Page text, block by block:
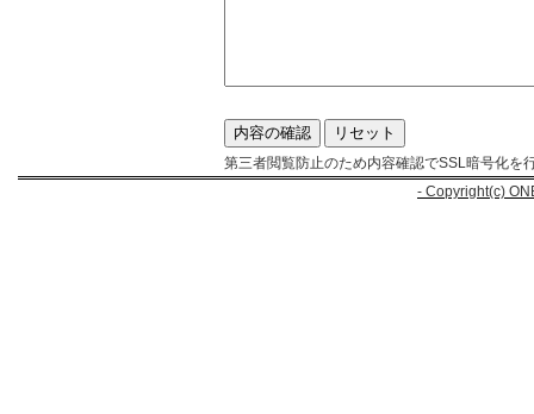
第三者閲覧防止のため内容確認でSSL暗号化を
- Copyright(c)